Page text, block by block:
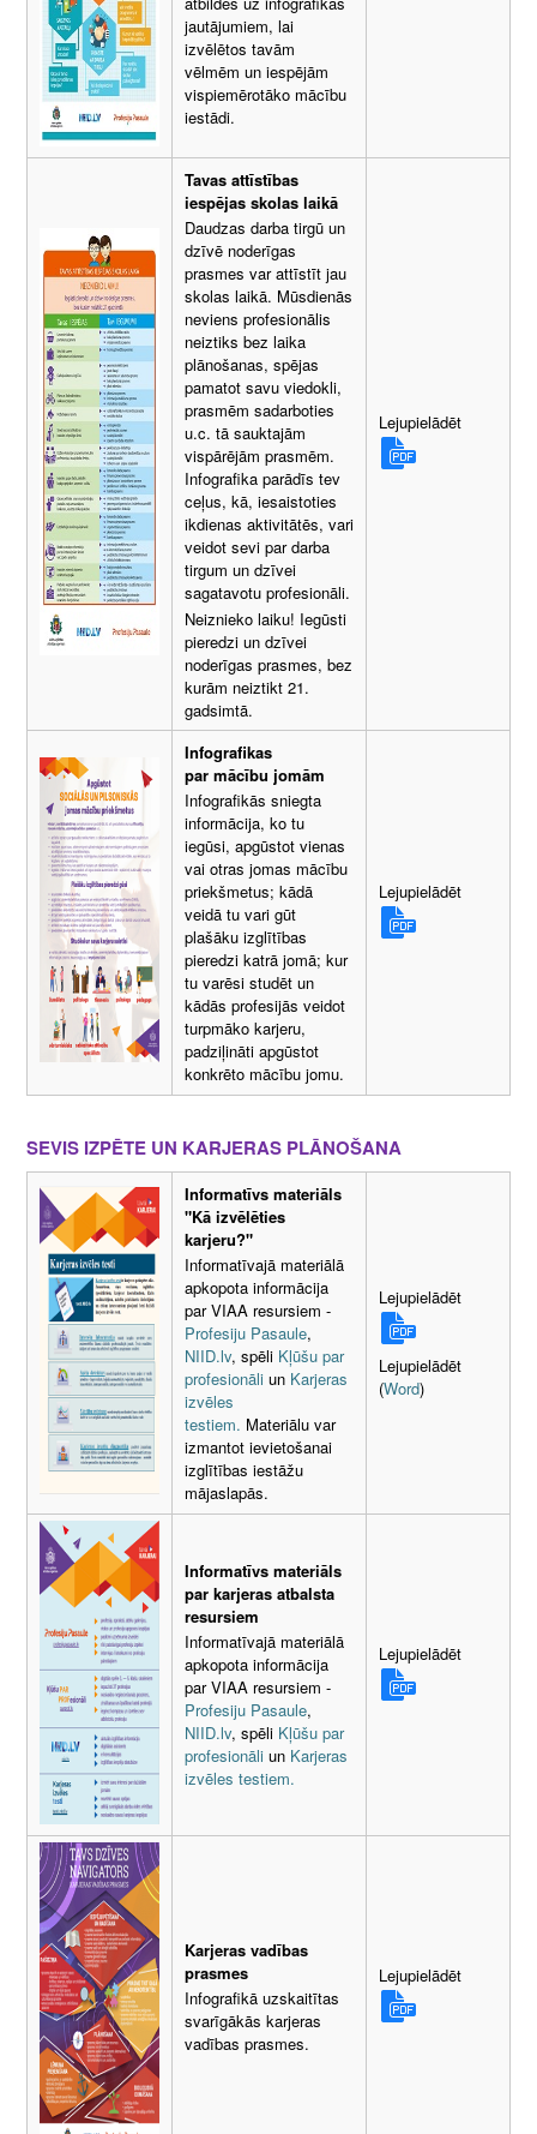
jautājumiem, lai
izvēlētos tavām
vēlmēm un iespējām
vispiemērotāko mācību
iestādi.
Tavas attīstības
iespējas skolas laikā
Daudzas darba tirgū un
dzīvē noderīgas
prasmes var attīstīt jau
skolas laikā. Mūsdienās
neviens profesionālis
neiztiks bez laika
plānošanas, spējas
pamatot savu viedokli,
prasmēm sadarboties
u.c. tā sauktajām
vispārējām prasmēm.
Infografika parādīs tev
ceļus, kā, iesaistoties
ikdienas aktivitātēs, vari
veidot sevi par darba
tirgum un dzīvei
sagatavotu profesionāli.
Neiznieko laiku! Iegūsti
pieredzi un dzīvei
noderīgas prasmes, bez
kurām neiztikt 21.
gadsimtā.
Lejupielādēt
Infografikas
par mācību jomām
Infografikās sniegta
informācija, ko tu
iegūsi, apgūstot vienas
vai otras jomas mācību
priekšmetus; kādā
veidā tu vari gūt
plašāku izglītības
pieredzi katrā jomā; kur
tu varēsi studēt un
kādās profesijās veidot
turpmāko karjeru,
padziļināti apgūstot
konkrēto mācību jomu.
Lejupielādēt
SEVIS IZPĒTE UN KARJERAS PLĀNOŠANA
Informatīvs materiāls
"Kā izvēlēties
karjeru?"
Informatīvajā materiālā
apkopota informācija
par VIAA resursiem -
Profesiju Pasaule,
NIID.lv, spēli Kļūšu par
profesionāli un Karjeras
izvēles
testiem. Materiālu var
izmantot ievietošanai
izglītības iestāžu
mājaslapās.
Lejupielādēt
Lejupielādēt
(Word)
Informatīvs materiāls
par karjeras atbalsta
resursiem
Informatīvajā materiālā
apkopota informācija
par VIAA resursiem -
Profesiju Pasaule,
NIID.lv, spēli Kļūšu par
profesionāli un Karjeras
izvēles testiem.
Lejupielādēt
Karjeras vadības
prasmes
Infografikā uzskaitītas
svarīgākās karjeras
vadības prasmes.
Lejupielādēt